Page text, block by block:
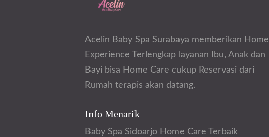
Acelin Baby Spa Surabaya memberikan Home
Experience Terlengkap layanan Ibu, Anak dan
Bayi bisa Home Care cukup Reservasi dari
Rumah terapis akan datang.
Info Menarik
Baby Spa Sidoarjo Home Care Terbaik